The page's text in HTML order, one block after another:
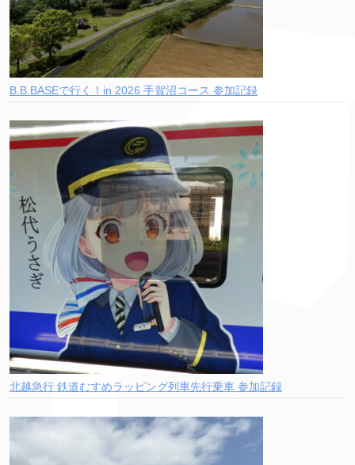
B.B.BASEで行く！in 2026 手賀沼コース 参加記録
北越急行 鉄道むすめラッピング列車先行乗車 参加記録